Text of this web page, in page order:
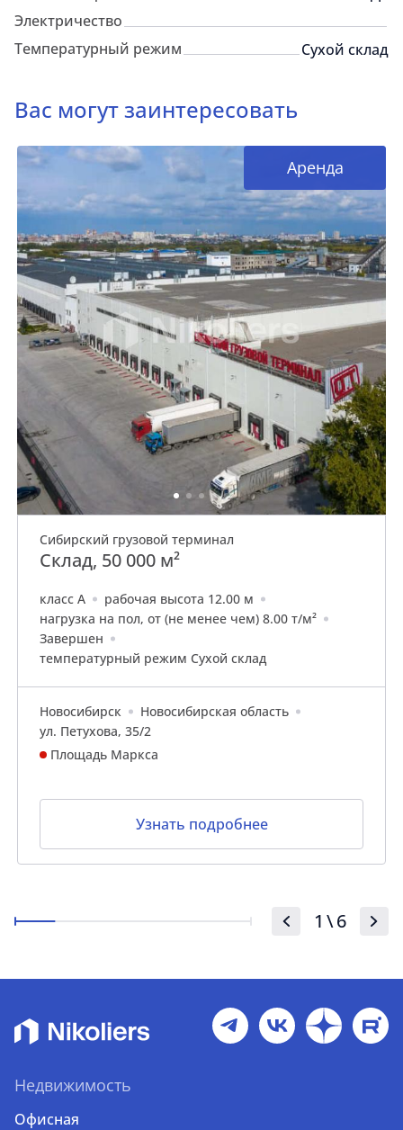
Электричество
Температурный режим
Сухой склад
Вас могут заинтересовать
Аренда
Сибирский грузовой терминал
Склад, 50 000 м²
класс A
рабочая высота 12.00 м
нагрузка на пол, от (не менее чем) 8.00 т/м²
Завершен
температурный режим Сухой склад
Новосибирск
Новосибирская область
ул. Петухова, 35/2
Площадь Маркса
Узнать подробнее
1 \6
Недвижимость
Офисная